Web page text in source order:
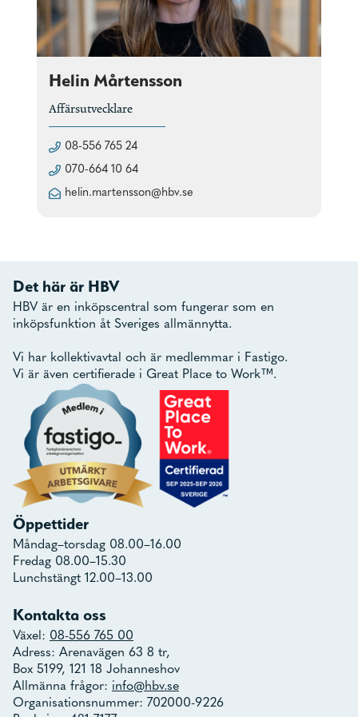
Helin Mårtensson
Affärsutvecklare
08-556 765 24
070-664 10 64
helin.martensson@hbv.se
Det här är HBV
HBV är en inköpscentral som fungerar som en
inköpsfunktion åt Sveriges allmännytta.
Vi har kollektivavtal och är medlemmar i Fastigo.
Vi är även certifierade i Great Place to Work™.
Öppettider
Måndag–torsdag 08.00–16.00
Fredag 08.00–15.30
Lunchstängt 12.00–13.00
Kontakta oss
Växel: 08-556 765 00
Adress: Arenavägen 63 8 tr,
Box 5199, 121 18 Johanneshov
Allmänna frågor: info@hbv.se
Organisationsnummer: 702000-9226